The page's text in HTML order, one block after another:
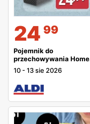
24 99
Pojemnik do
przechowywania Home
Creation
10 -13 sie 2026